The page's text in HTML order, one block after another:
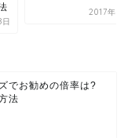
2017年5
でお勧めの倍率は?
法